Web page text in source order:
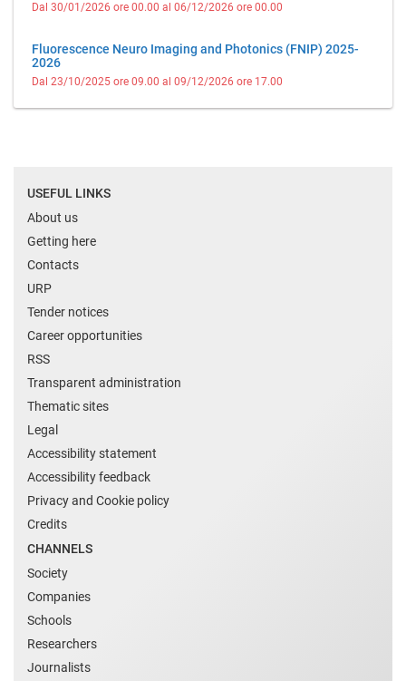
Dal 30/01/2026 ore 00.00 al 06/12/2026 ore 00.00
Fluorescence Neuro Imaging and Photonics (FNIP) 2025-
2026
Dal 23/10/2025 ore 09.00 al 09/12/2026 ore 17.00
USEFUL LINKS
About us
Getting here
Contacts
URP
Tender notices
Career opportunities
RSS
Transparent administration
Thematic sites
Legal
Accessibility statement
Accessibility feedback
Privacy and Cookie policy
Credits
CHANNELS
Society
Companies
Schools
Researchers
Journalists